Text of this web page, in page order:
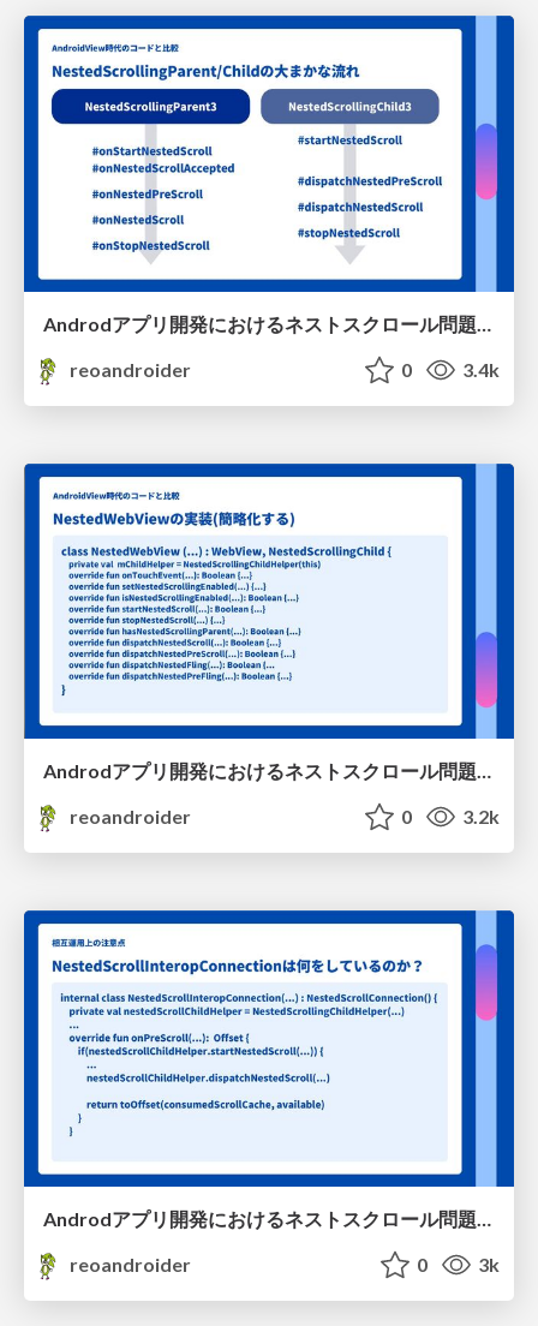
Androdアプリ開発におけるネストスクロール問題と向き合うの説明用途
reoandroider
0 3.4k
Androdアプリ開発におけるネストスクロール問題と向き合うの説明用途
reoandroider
0 3.2k
reoandroider
0 3k